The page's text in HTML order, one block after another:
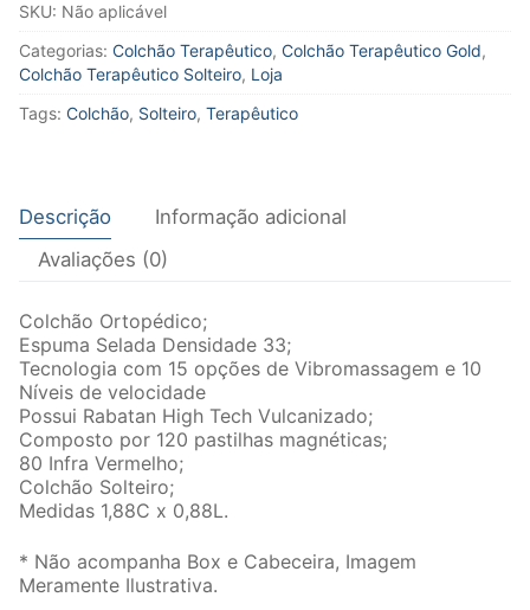
Terapêutico
quantidade
SKU: Não aplicável
Categorias: Colchão Terapêutico, Colchão Terapêutico Gold,
Colchão Terapêutico Solteiro, Loja
Tags: Colchão, Solteiro, Terapêutico
Descrição
Informação adicional
Avaliações (0)
Colchão Ortopédico;
Espuma Selada Densidade 33;
Tecnologia com 15 opções de Vibromassagem e 10
Níveis de velocidade
Possui Rabatan High Tech Vulcanizado;
Composto por 120 pastilhas magnéticas;
80 Infra Vermelho;
Colchão Solteiro;
Medidas 1,88C x 0,88L.
* Não acompanha Box e Cabeceira, Imagem
Meramente Ilustrativa.